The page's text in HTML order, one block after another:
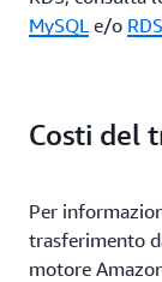
MySQL e/o
Costi del
Per
trasferimento
motore